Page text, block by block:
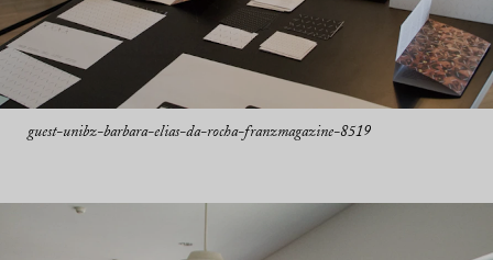
guest-unibz-barbara-elias-da-rocha-franzmagazine-8519